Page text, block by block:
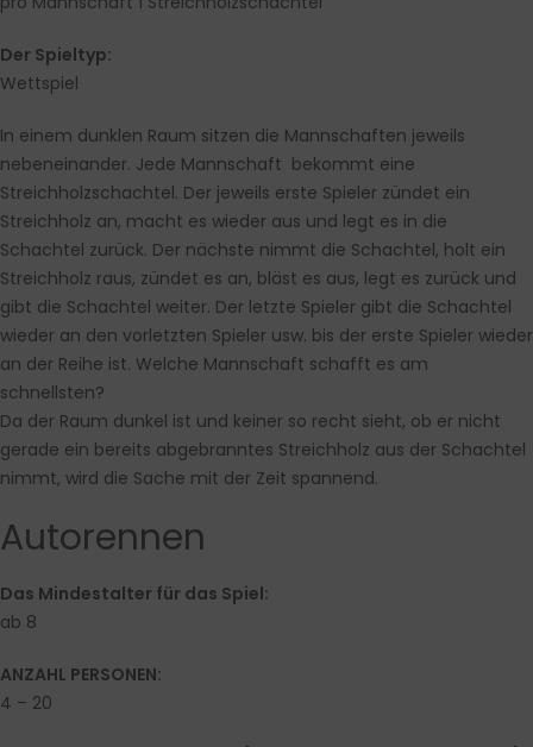
Der Spieltyp:
Wettspiel
In einem dunklen Raum sitzen die Mannschaften jeweils
nebeneinander. Jede Mannschaft bekommt eine
Streichholzschachtel. Der jeweils erste Spieler zündet ein
Streichholz an, macht es wieder aus und legt es in die
Schachtel zurück. Der nächste nimmt die Schachtel, holt ein
Streichholz raus, zündet es an, bläst es aus, legt es zurück und
gibt die Schachtel weiter. Der letzte Spieler gibt die Schachtel
wieder an den vorletzten Spieler usw. bis der erste Spieler wieder
an der Reihe ist. Welche Mannschaft schafft es am
schnellsten?
Da der Raum dunkel ist und keiner so recht sieht, ob er nicht
gerade ein bereits abgebranntes Streichholz aus der Schachtel
nimmt, wird die Sache mit der Zeit spannend.
Autorennen
Das Mindestalter für das Spiel:
ab 8
ANZAHL PERSONEN:
4 – 20